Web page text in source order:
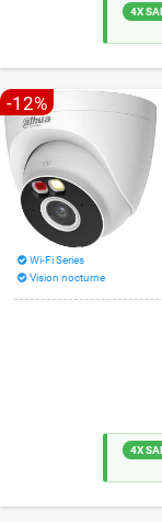
4X
-12%
Wi-Fi Series
Vision nocturne
4X